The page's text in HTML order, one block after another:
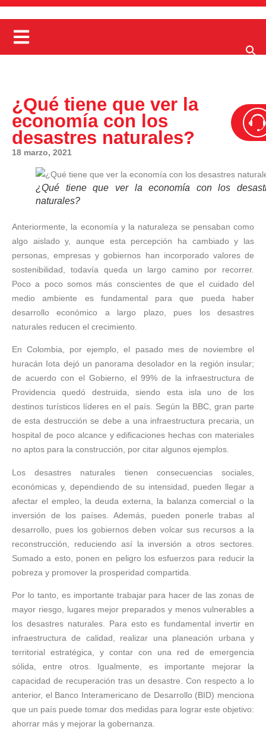
¿Qué tiene que ver la
economía con los
desastres naturales?
18 marzo, 2021
¿Qué tiene que ver la economía con los
naturales?
Anteriormente, la economía y la naturaleza se pensaban como
algo aislado y, aunque esta percepción ha cambiado y las
personas, empresas y gobiernos han incorporado valores de
sostenibilidad, todavía queda un largo camino por recorrer.
Poco a poco somos más conscientes de que el cuidado del
medio ambiente es fundamental para que pueda haber
desarrollo económico a largo plazo, pues los desastres
naturales reducen el crecimiento.
En Colombia, por ejemplo, el pasado mes de noviembre el
huracán Iota dejó un panorama desolador en la región insular;
de acuerdo con el Gobierno, el 99% de la infraestructura de
Providencia quedó destruida, siendo esta isla uno de los
destinos turísticos líderes en el país. Según la BBC, gran parte
de esta destrucción se debe a una infraestructura precaria, un
hospital de poco alcance y edificaciones hechas con materiales
no aptos para la construcción, por citar algunos ejemplos.
Los desastres naturales tienen consecuencias sociales,
económicas y, dependiendo de su intensidad, pueden llegar a
afectar el empleo, la deuda externa, la balanza comercial o la
inversión de los países. Además, pueden ponerle trabas al
desarrollo, pues los gobiernos deben volcar sus recursos a la
reconstrucción, reduciendo así la inversión a otros sectores.
Sumado a esto, ponen en peligro los esfuerzos para reducir la
pobreza y promover la prosperidad compartida.
Por lo tanto, es importante trabajar para hacer de las zonas de
mayor riesgo, lugares mejor preparados y menos vulnerables a
los desastres naturales. Para esto es fundamental invertir en
infraestructura de calidad, realizar una planeación urbana y
territorial estratégica, y contar con una red de emergencia
sólida, entre otros. Igualmente, es importante mejorar la
capacidad de recuperación tras un desastre. Con respecto a lo
anterior, el Banco Interamericano de Desarrollo (BID) menciona
que un país puede tomar dos medidas para lograr este objetivo:
ahorrar más y mejorar la gobernanza.